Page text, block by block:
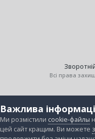
Всі права
Важлива
Ми розмістили cookie-файлы
цей сайт кращим. Ви можете